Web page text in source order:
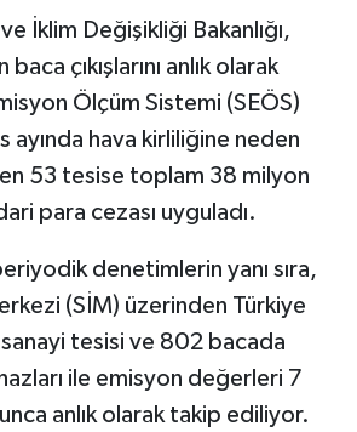
İklim Değişikliği Bakanlığı,
çıkışlarını anlık olarak
Ölçüm Sistemi (SEÖS)
ayında hava kirliliğine neden
53 tesise toplam 38 milyon
para cezası uyguladı.
denetimlerin yanı sıra,
(SİM) üzerinden Türkiye
tesisi ve 802 bacada
ile emisyon değerleri 7
anlık olarak takip ediliyor.